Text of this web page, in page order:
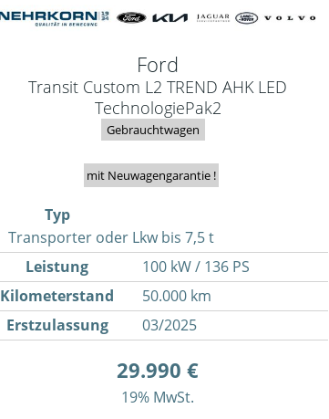
Ford
Transit Custom L2 TREND AHK LED
TechnologiePak2
Gebrauchtwagen
mit Neuwagengarantie !
Typ
Transporter oder Lkw bis 7,5 t
Leistung
100 kW / 136 PS
Kilometerstand
50.000 km
Erstzulassung
03/2025
29.990 €
19% MwSt.